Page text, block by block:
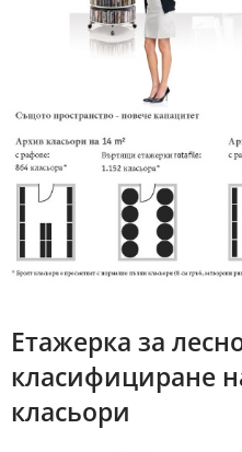
Eтажерка за
класифициране
класьори